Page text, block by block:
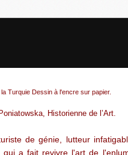
Turquie Dessin à l'encre sur papier.
Historienne de l’Art.
de génie, lutteur
a fait revivre l'art de